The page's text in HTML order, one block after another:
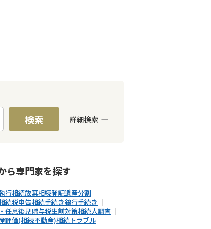
検索 詳細検索
ら専門家を探す
行相続放棄相続登記遺産分割
続税申告相続手続き銀行手続き
任意後見贈与税生前対策相続人調査
評価(相続不動産)相続トラブル